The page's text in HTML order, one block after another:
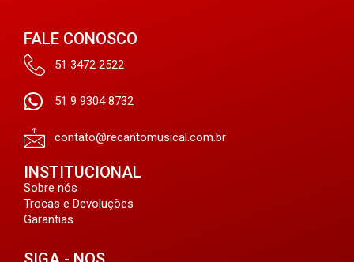
FALE CONOSCO
51 3472 2522
51 9 9304 8732
contato@recantomusical.com.br
INSTITUCIONAL
Sobre nós
Trocas e Devoluções
Garantias